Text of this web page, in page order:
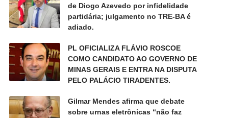
de Diogo Azevedo por infidelidade
partidária; julgamento no TRE-BA é
adiado.
PL OFICIALIZA FLÁVIO ROSCOE
COMO CANDIDATO AO GOVERNO DE
MINAS GERAIS E ENTRA NA DISPUTA
PELO PALÁCIO TIRADENTES.
Gilmar Mendes afirma que debate
sobre urnas eletrônicas “não faz